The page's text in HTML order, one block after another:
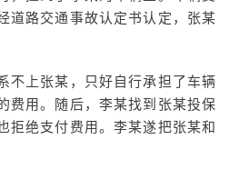
道路交通事故认定书认定，张某
不上张某，只好自行承担了车辆
费用。随后，李某找到张某投保
拒绝支付费用。李某遂把张某和